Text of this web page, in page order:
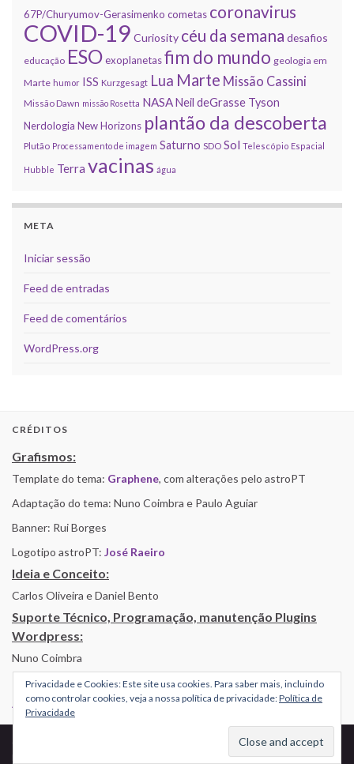
67P/Churyumov-Gerasimenko cometas coronavirus
COVID-19 Curiosity céu da semana desafios
educação ESOexoplanetasfim do mundo geologia em
Marte humor ISS Kurzgesagt Lua Marte Missão Cassini
Missão Dawn missão Rosetta NASANeil deGrasse Tyson
Nerdologia New Horizons plantão da descoberta
Plutão Processamento de imagem Saturno SDO Sol Telescópio Espacial
Hubble Terra vacinas água
META
Iniciar sessão
Feed de entradas
Feed de comentários
WordPress.org
CRÉDITOS
Grafismos:
Template do tema: Graphene, com alterações pelo astroPT
Adaptação do tema: Nuno Coimbra e Paulo Aguiar
Banner: Rui Borges
Logotipo astroPT: José Raeiro
Ideia e Conceito:
Carlos Oliveira e Daniel Bento
Suporte Técnico, Programação, manutenção Plugins
Wordpress:
Nuno Coimbra
Alojamento por Simbiose
Privacidade e Cookies: Este site usa cookies. Para saber mais, incluindo
como controlar cookies, veja a nossa política de privacidade:Política de
Privacidade